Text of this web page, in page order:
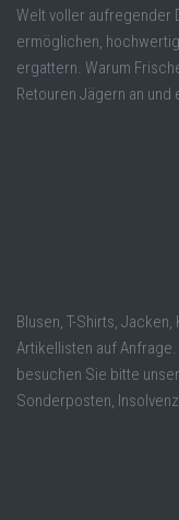
Welt voller aufregender
ermöglichen,
ergattern. Warum
Retouren Jägern an
Blusen, T-Shirts,
Artikellisten auf
besuchen Sie bitte
Sonderposten,